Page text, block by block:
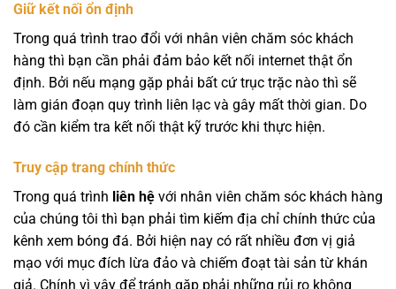
Giữ kết nối ổn định
Trong quá trình trao đổi với nhân viên chăm sóc khách
hàng thì bạn cần phải đảm bảo kết nối internet thật ổn
định. Bởi nếu mạng gặp phải bất cứ trục trặc nào thì sẽ
làm gián đoạn quy trình liên lạc và gây mất thời gian. Do
đó cần kiểm tra kết nối thật kỹ trước khi thực hiện.
Truy cập trang chính thức
Trong quá trình liên hệ với nhân viên chăm sóc khách hàng
của chúng tôi thì bạn phải tìm kiếm địa chỉ chính thức của
kênh xem bóng đá. Bởi hiện nay có rất nhiều đơn vị giả
mạo với mục đích lừa đảo và chiếm đoạt tài sản từ khán
giả. Chính vì vậy để tránh gặp phải những rủi ro không